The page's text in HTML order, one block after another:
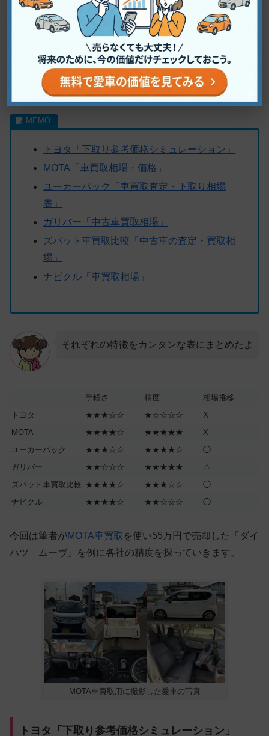
個人情報入力画面
しかしこれからご紹介する以下6つの方法を使えば、個人
情報なし・電話なしで愛車の相場を知ることができます。
トヨタ「下取り参考価格シミュレーション」
MOTA「車買取相場・価格」
ユーカーパック「車買取査定・下取り相場
表」
ガリバー「中古車買取相場」
ズバット車買取比較「中古車の査定・買取相
場」
ナビクル「車買取相場」
それぞれの特徴をカンタンな表にまとめたよ
手軽さ 精度
相場推移
トヨタ
★★★☆☆ ★☆☆☆☆
X
MOTA
★★★★☆ ★★★★★
X
ユーカーパック
★★★☆☆ ★★★★☆
◯
ガリバー
★★☆☆☆ ★★★★★
△
ズバット車買取比較 ★★★★☆ ★★★☆☆
◯
ナビクル
★★★★☆ ★★☆☆☆ ◯
今回は筆者がMOTA車買取 を使い55万円で売却した「ダイ
ハツ ムーヴ」を例に各社の精度を探っていきます。
MOTA車買取用に撮影した愛車の写真
トヨタ「下取り参考価格シミュレーション」